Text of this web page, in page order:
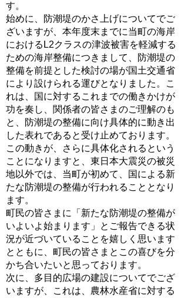
す。
始めに、防潮堤のかさ上げについてでご
ざいますが、本年度末までに当町の海岸
におけるL2クラスの津波被害を軽減する
ための海岸整備につきまして、防潮堤の
整備を前提とした検討の場が国土交通省
により設けられる運びとなりました。こ
れは、国に対するこれまでの働きかけが
功を奏し、関係者の皆さまのご理解のも
と、防潮堤の整備に向け具体的に動き出
した表れであると受け止めております。
この動きが、さらに具体化されるという
ことになりますと、東日本大震災の被災
地以外では、当町が初めて、国による新
たな防潮堤の整備が行われることとなり
ます。
町民の皆さまに「新たな防潮堤の整備が
いよいよ始まります」とご報告できる状
況が近づいていることを嬉しく思います
とともに、町民の皆さまとこの喜びを分
かち合いたいと思っております。
次に、多目的広場の建設についてでござ
いますが、これは、農林水産省に対する